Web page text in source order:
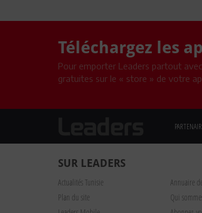
Téléchargez les
Pour emporter Leaders partout
gratuites sur le « store » de votre
SUR LEADERS
Actualités Tunisie Annuaire
Plan du site
Qui